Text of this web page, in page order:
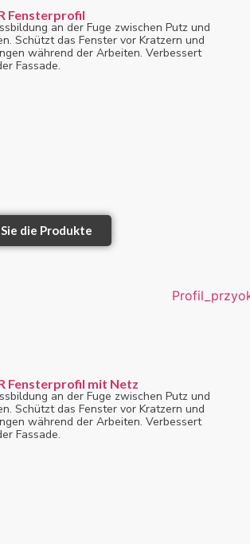
Fensterprofil
an der Fuge zwischen Putz und
Schützt das Fenster vor Kratzern und
während der Arbeiten. Verbessert
Fassade.
die Produkte
Fensterprofil mit Netz
an der Fuge zwischen Putz und
Schützt das Fenster vor Kratzern und
während der Arbeiten. Verbessert
Fassade.